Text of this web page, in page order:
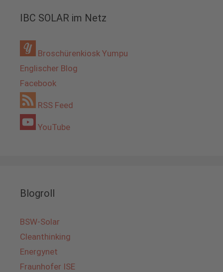
IBC SOLAR im Netz
Broschürenkiosk Yumpu
Englischer Blog
Facebook
RSS Feed
YouTube
Blogroll
BSW-Solar
Cleanthinking
Energynet
Fraunhofer ISE